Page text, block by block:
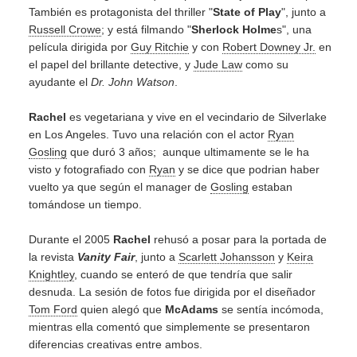
También es protagonista del thriller "State of Play", junto a
Russell Crowe; y está filmando "Sherlock Holmes", una
película dirigida por Guy Ritchie y con Robert Downey Jr. en
el papel del brillante detective, y Jude Law como su
ayudante el Dr. John Watson
Rachel es vegetariana y vive en el vecindario de Silverlake
en Los Angeles. Tuvo una relación con el actor Ryan
Gosling que duró 3 años; aunque ultimamente se le ha
visto y fotografiado con Ryan y se dice que podrian haber
vuelto ya que según el manager de Gosling estaban
tomándose un tiempo.
Durante el 2005 Rachel rehusó a posar para la portada de
la revista Vanity Fair, junto a Scarlett Johansson y Keira
Knightley, cuando se enteró de que tendría que salir
desnuda. La sesión de fotos fue dirigida por el diseñador
Tom Ford quien alegó que McAdams se sentía incómoda,
mientras ella comentó que simplemente se presentaron
diferencias creativas entre ambos.